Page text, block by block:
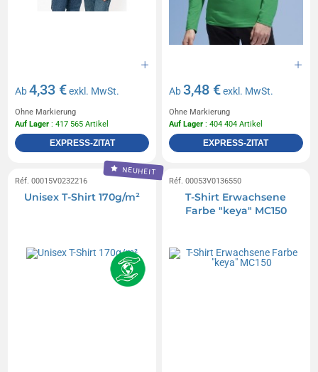
Ab4,33 €exkl. MwSt.
Ohne Markierung
Auf Lager : 417 565 Artikel
EXPRESS-ZITAT
Ab3,48 €exkl. MwSt.
Ohne Markierung
Auf Lager : 404 404 Artikel
EXPRESS-ZITAT
NEUHEIT
Réf. 00015V0232216
Unisex T-Shirt 170g/m²
Réf. 00053V0136550
T-Shirt Erwachsene
Farbe "keya" MC150